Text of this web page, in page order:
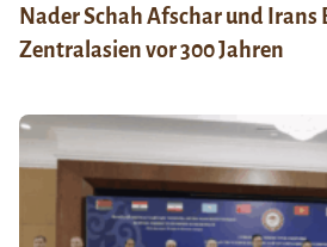
Nader Schah Afschar und Irans
Zentralasien vor 300 Jahren